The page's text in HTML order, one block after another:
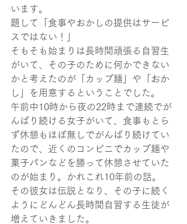
います。
題して「食事やおかしの提供はサービ
スではない！」
そもそも始まりは長時間頑張る自習生
がいて、その子のために何かできない
かと考えたのが「カップ麺」や「おか
し」を用意するということでした。
午前中10時から夜の22時まで連続でが
んばり続ける女子がいて、食事もとら
ず休憩もほぼ無しでがんばり続けてい
たので、近くのコンビニでカップ麺や
菓子パンなどを勝って休憩させていた
のが始まり。かれこれ10年前の話。
その彼女は伝説となり、その子に続く
ようにどんどん長時間自習する生徒が
増えていきました。